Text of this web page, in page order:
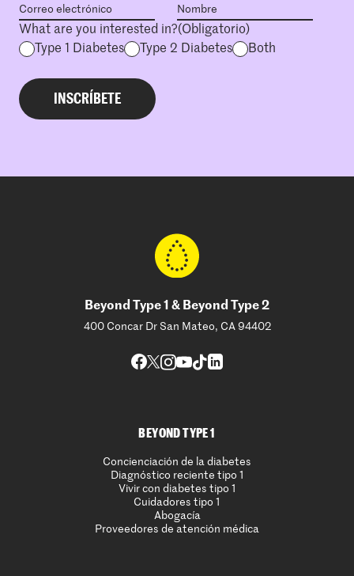
What are you interested in?(Obligatorio)
Type 1 Diabetes
Type 2 Diabetes Both
Beyond Type 1 & Beyond Type 2
400 Concar Dr San Mateo, CA 94402
BEYOND TYPE 1
Concienciación de la diabetes
Diagnóstico reciente tipo 1
Vivir con diabetes tipo 1
Cuidadores tipo 1
Abogacía
Proveedores de atención médica